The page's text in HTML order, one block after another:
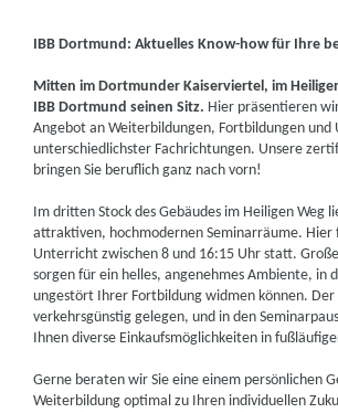
IBB Dortmund: Aktuelles Know-how für Ihre
Mitten im Dortmunder Kaiserviertel, im
IBB Dortmund seinen Sitz. Hier präsentieren
Angebot an Weiterbildungen, Fortbildungen und
unterschiedlichster Fachrichtungen. Unsere
bringen Sie beruflich ganz nach vorn!
Im dritten Stock des Gebäudes im Heiligen Weg
attraktiven, hochmodernen Seminarräume. Hier
Unterricht zwischen 8 und 16:15 Uhr statt.
sorgen für ein helles, angenehmes Ambiente, in
ungestört Ihrer Fortbildung widmen können.
verkehrsgünstig gelegen, und in den
Ihnen diverse Einkaufsmöglichkeiten in
Gerne beraten wir Sie eine einem persönlichen
Weiterbildung optimal zu Ihren individuellen